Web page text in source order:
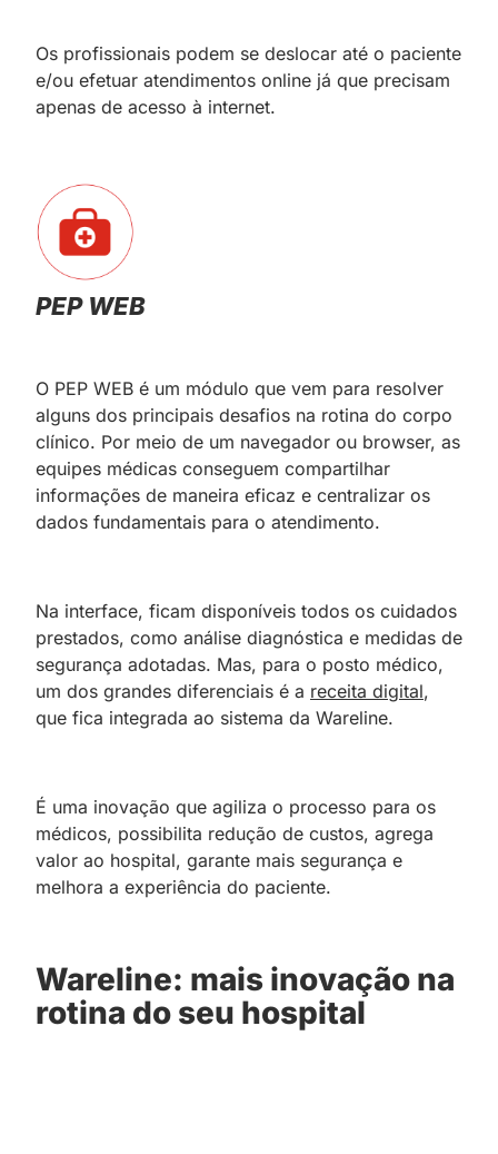
Os profissionais podem se deslocar até o paciente
e/ou efetuar atendimentos online já que precisam
apenas de acesso à internet.
PEP WEB
O PEP WEB é um módulo que vem para resolver
alguns dos principais desafios na rotina do corpo
clínico. Por meio de um navegador ou browser, as
equipes médicas conseguem compartilhar
informações de maneira eficaz e centralizar os
dados fundamentais para o atendimento.
Na interface, ficam disponíveis todos os cuidados
prestados, como análise diagnóstica e medidas de
segurança adotadas. Mas, para o posto médico,
um dos grandes diferenciais é a receita digital,
que fica integrada ao sistema da Wareline.
É uma inovação que agiliza o processo para os
médicos, possibilita redução de custos, agrega
valor ao hospital, garante mais segurança e
melhora a experiência do paciente.
Wareline: mais inovação na
rotina do seu hospital